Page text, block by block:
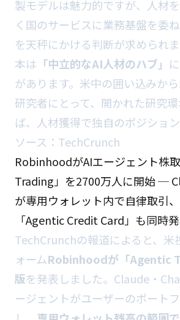
製モデルは魅力的ですが、人材
く国のサービスに業務基盤を委
を天秤にかける判断が求められ
本は 「中立的なAI人材のハブ」
があります。米中の囲い込みか
研究者にとって、開かれた研究
ば、人材獲得で独自のポジション
ソース： TechCrunch
RobinhoodがAIエージェント株
Trading」を2700万人に開始 ─
が専用ウォレット内で自律取引
「Agentic Credit Card」も同時
TechCrunchの報道によると、米
ォームRobinhoodが「Agentic
版を発表しました。Claude・
ージェントがユーザーのポート